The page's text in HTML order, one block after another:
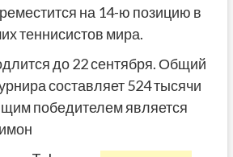
на 14-ю позицию в
теннисистов мира.
до 22 сентября. Общий
составляет 524 тысячи
победителем является